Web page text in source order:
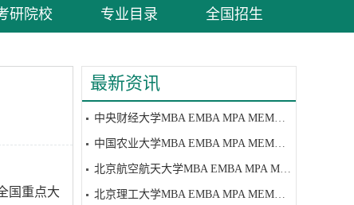
研院校 专业目录 全国招生
最新资讯
中央财经大学MBA EMBA MPA MEM研究生招生简章
中国农业大学MBA EMBA MPA MEM研究生招生简章
北京航空航天大学MBA EMBA MPA MEM研究生招生简章
北京理工大学MBA EMBA MPA MEM研究生招生简章
国重点大